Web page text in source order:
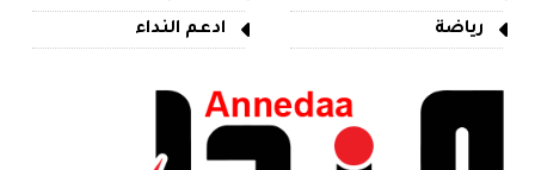
رياضة
ادعم النداء